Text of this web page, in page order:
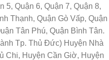
5, Quận 6, Quận 7, Quận 8,
Thạnh, Quận Gò Vấp, Quận
Tân Phú, Quận Bình Tân.
Tp. Thủ Đức) Huyện Nhà
Chi, Huyện Cần Giờ, Huyện